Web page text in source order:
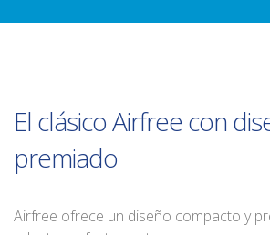
El clásico Airfree con
premiado
Airfree ofrece un diseño compacto y